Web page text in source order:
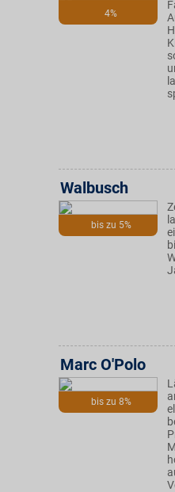
4%
bis zu 5%
Walbusch
bis zu 8%
Marc O'Polo